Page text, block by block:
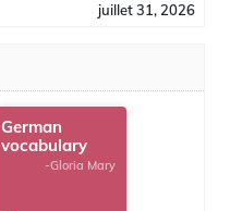
juillet 31, 2026
German
vocabulary
-Gloria Mary